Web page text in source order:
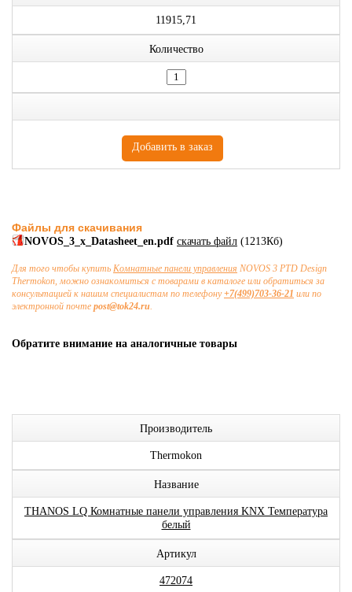
11915,71
Количество
Файлы для скачивания
NOVOS_3_x_Datasheet_en.pdf скачать файл (1213Кб)
Для того чтобы купить Комнатные панели управления NOVOS 3 PTD Design
Thermokon, можно ознакомиться с товарами в каталоге или обратиться за
консультацией к нашим специалистам по телефону+7(499)703-36-21 или по
электронной почте post@tok24.ru.
Обратите внимание на аналогичные товары
Производитель
Thermokon
Название
THANOS LQ Комнатные панели управления KNX Температура
белый
Артикул
472074